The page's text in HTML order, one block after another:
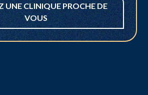
UNE CLINIQUE PROCHE DE
VOUS